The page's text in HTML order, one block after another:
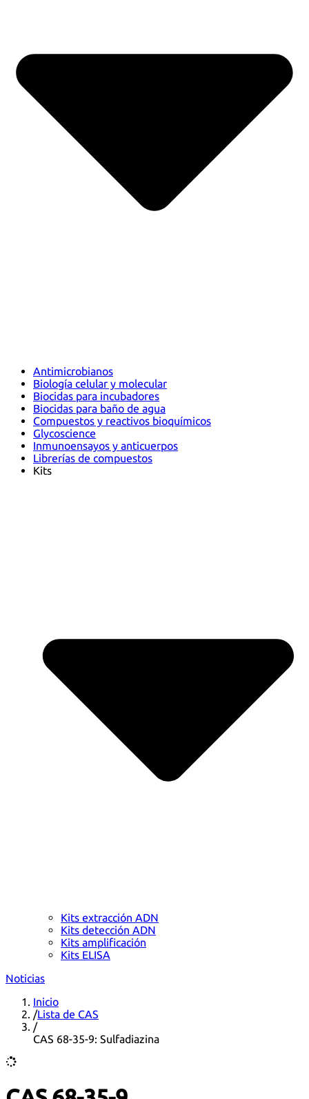
Antimicrobianos
Biología celular y molecular
Biocidas para incubadores
Biocidas para baño de agua
Compuestos y reactivos bioquímicos
Glycoscience
Inmunoensayos y anticuerpos
Librerías de compuestos
Kits
Kits extracción ADN
Kits detección ADN
Kits amplificación
Kits ELISA
Noticias
Inicio
/Lista de CAS
/
CAS 68-35-9: Sulfadiazina